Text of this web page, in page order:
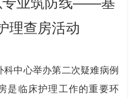
理查房活动
中心举办第二次疑难病例
是临床护理工作的重要环